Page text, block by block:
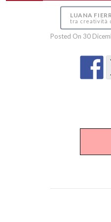
LUANA
tra creatività
Posted On 30